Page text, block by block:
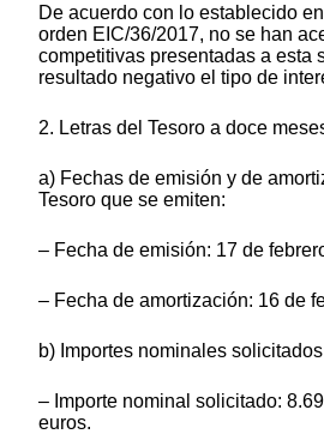
De acuerdo con lo establecido
orden EIC/36/2017, no se han
competitivas presentadas a esta
resultado negativo el tipo de
2. Letras del Tesoro a doce
a) Fechas de emisión y de
Tesoro que se emiten:
– Fecha de emisión: 17 de
– Fecha de amortización: 16 de
b) Importes nominales
– Importe nominal solicitado:
euros.